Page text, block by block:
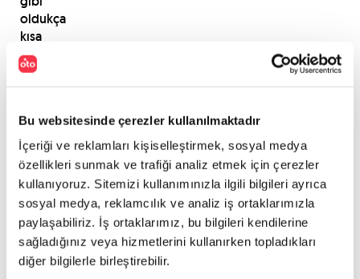
Bu websitesinde çerezler kullanılmaktadır
İçeriği ve reklamları kişiselleştirmek, sosyal medya
özellikleri sunmak ve trafiği analiz etmek için çerezler
kullanıyoruz. Sitemizi kullanımınızla ilgili bilgileri ayrıca
sosyal medya, reklamcılık ve analiz iş ortaklarımızla
paylaşabiliriz. İş ortaklarımız, bu bilgileri kendilerine
sağladığınız veya hizmetlerini kullanırken topladıkları
diğer bilgilerle birleştirebilir.
oldukça
kısa
sürede
ulaşıyor.
PAYLAŞ